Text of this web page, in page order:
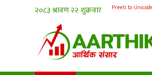
Preeti to Unicode